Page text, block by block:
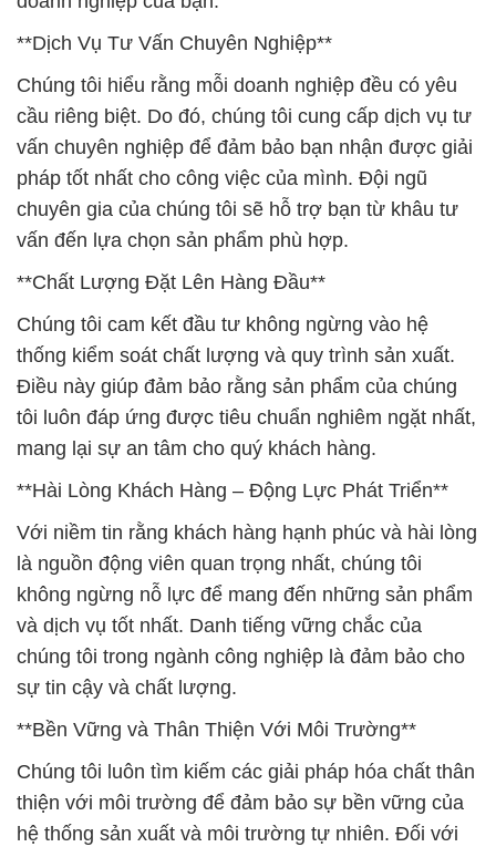
**Dịch Vụ Tư Vấn Chuyên Nghiệp**
Chúng tôi hiểu rằng mỗi doanh nghiệp đều có yêu
cầu riêng biệt. Do đó, chúng tôi cung cấp dịch vụ tư
vấn chuyên nghiệp để đảm bảo bạn nhận được giải
pháp tốt nhất cho công việc của mình. Đội ngũ
chuyên gia của chúng tôi sẽ hỗ trợ bạn từ khâu tư
vấn đến lựa chọn sản phẩm phù hợp.
**Chất Lượng Đặt Lên Hàng Đầu**
Chúng tôi cam kết đầu tư không ngừng vào hệ
thống kiểm soát chất lượng và quy trình sản xuất.
Điều này giúp đảm bảo rằng sản phẩm của chúng
tôi luôn đáp ứng được tiêu chuẩn nghiêm ngặt nhất,
mang lại sự an tâm cho quý khách hàng.
**Hài Lòng Khách Hàng – Động Lực Phát Triển**
Với niềm tin rằng khách hàng hạnh phúc và hài lòng
là nguồn động viên quan trọng nhất, chúng tôi
không ngừng nỗ lực để mang đến những sản phẩm
và dịch vụ tốt nhất. Danh tiếng vững chắc của
chúng tôi trong ngành công nghiệp là đảm bảo cho
sự tin cậy và chất lượng.
**Bền Vững và Thân Thiện Với Môi Trường**
Chúng tôi luôn tìm kiếm các giải pháp hóa chất thân
thiện với môi trường để đảm bảo sự bền vững của
hệ thống sản xuất và môi trường tự nhiên. Đối với